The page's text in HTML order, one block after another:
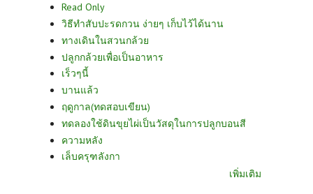
Read Only
วิธีทำสับปะรดกวน ง่ายๆ เก็บไว้ได้นาน
ทางเดินในสวนกล้วย
ปลูกกล้วยเพื่อเป็นอาหาร
เร็วๆนี้
บานแล้ว
ฤดูกาล(ทดสอบเขียน)
ทดลองใช้ดินขุยไผ่เป็นวัสดุในการปลูกบอนสี
ความหลัง
เล็บครุฑลังกา
เพิ่มเติม